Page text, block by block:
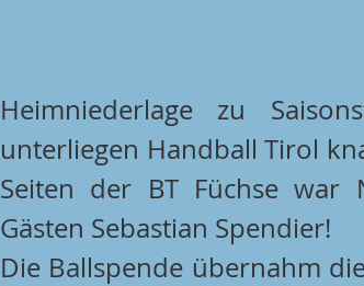
Heimniederlage zu
unterliegen Handball Tirol
Seiten der BT Füchse war
Gästen Sebastian Spendier!
Die Ballspende übernahm